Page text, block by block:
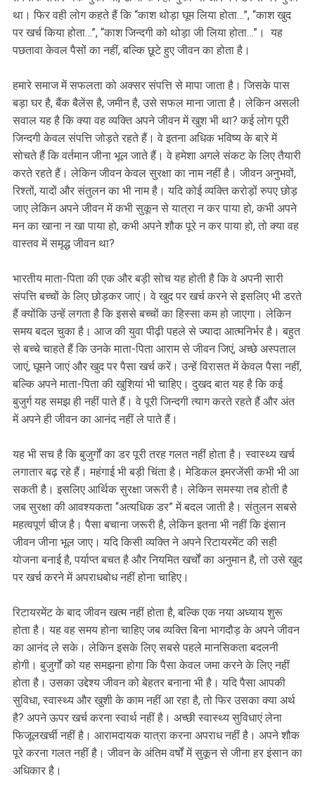
था। फिर वही लोग कहते हैं कि “काश थोड़ा घूम लिया होता…”, “काश खुद
पर खर्च किया होता…”, “काश जिन्दगी को थोड़ा जी लिया होता…”। यह
पछतावा केवल पैसों का नहीं, बल्कि छूटे हुए जीवन का होता है।
हमारे समाज में सफलता को अक्सर संपत्ति से मापा जाता है। जिसके पास
बड़ा घर है, बैंक बैलेंस है, जमीन है, उसे सफल माना जाता है। लेकिन असली
सवाल यह है कि क्या वह व्यक्ति अपने जीवन में खुश भी था? कई लोग पूरी
जिन्दगी केवल संपत्ति जोड़ते रहते हैं। वे इतना अधिक भविष्य के बारे में
सोचते हैं कि वर्तमान जीना भूल जाते हैं। वे हमेशा अगले संकट के लिए तैयारी
करते रहते हैं। लेकिन जीवन केवल सुरक्षा का नाम नहीं है। जीवन अनुभवों,
रिश्तों, यादों और संतुलन का भी नाम है। यदि कोई व्यक्ति करोड़ों रुपए छोड़
जाए लेकिन अपने जीवन में कभी सुकून से यात्रा न कर पाया हो, कभी अपने
मन का खाना न खा पाया हो, कभी अपने शौक पूरे न कर पाया हो, तो क्या वह
वास्तव में समृद्ध जीवन था?
भारतीय माता-पिता की एक और बड़ी सोच यह होती है कि वे अपनी सारी
संपत्ति बच्चों के लिए छोड़कर जाएं। वे खुद पर खर्च करने से इसलिए भी डरते
हैं क्योंकि उन्हें लगता है कि इससे बच्चों का हिस्सा कम हो जाएगा। लेकिन
समय बदल चुका है। आज की युवा पीढ़ी पहले से ज्यादा आत्मनिर्भर है। बहुत
से बच्चे चाहते हैं कि उनके माता-पिता आराम से जीवन जिएं, अच्छे अस्पताल
जाएं, घूमने जाएं और खुद पर पैसा खर्च करें। उन्हें विरासत में केवल पैसा नहीं,
बल्कि अपने माता-पिता की खुशियां भी चाहिए। दुखद बात यह है कि कई
बुजुर्ग यह समझ ही नहीं पाते हैं। वे पूरी जिन्दगी त्याग करते रहते हैं और अंत
में अपने ही जीवन का आनंद नहीं ले पाते हैं।
यह भी सच है कि बुजुर्गों का डर पूरी तरह गलत नहीं होता है। स्वास्थ्य खर्च
लगातार बढ़ रहे हैं। महंगाई भी बड़ी चिंता है। मेडिकल इमरजेंसी कभी भी आ
सकती है। इसलिए आर्थिक सुरक्षा जरूरी है। लेकिन समस्या तब होती है
जब सुरक्षा की आवश्यकता “अत्यधिक डर” में बदल जाती है। संतुलन सबसे
महत्वपूर्ण चीज है। पैसा बचाना जरूरी है, लेकिन इतना भी नहीं कि इंसान
जीवन जीना भूल जाए। यदि किसी व्यक्ति ने अपने रिटायरमेंट की सही
योजना बनाई है, पर्याप्त बचत है और नियमित खर्चों का अनुमान है, तो उसे खुद
पर खर्च करने में अपराधबोध नहीं होना चाहिए।
रिटायरमेंट के बाद जीवन खत्म नहीं होता है, बल्कि एक नया अध्याय शुरू
होता है। यह वह समय होना चाहिए जब व्यक्ति बिना भागदौड़ के अपने जीवन
का आनंद ले सके। लेकिन इसके लिए सबसे पहले मानसिकता बदलनी
होगी। बुजुर्गों को यह समझना होगा कि पैसा केवल जमा करने के लिए नहीं
होता है। उसका उद्देश्य जीवन को बेहतर बनाना भी है। यदि पैसा आपकी
सुविधा, स्वास्थ्य और खुशी के काम नहीं आ रहा है, तो फिर उसका क्या अर्थ
है? अपने ऊपर खर्च करना स्वार्थ नहीं है। अच्छी स्वास्थ्य सुविधाएं लेना
फिजूलखर्ची नहीं है। आरामदायक यात्रा करना अपराध नहीं है। अपने शौक
पूरे करना गलत नहीं है। जीवन के अंतिम वर्षों में सुकून से जीना हर इंसान का
अधिकार है।